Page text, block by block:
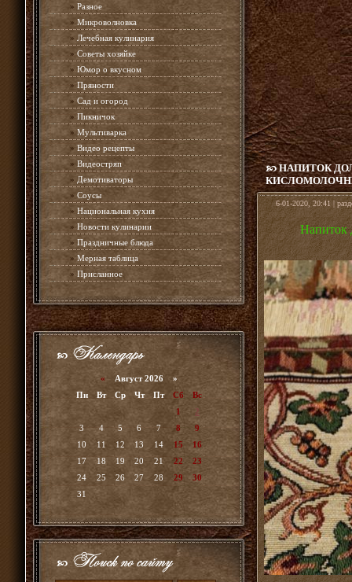
» Разное
» Микроволновка
» Лечебная кулинария
» Советы хозяйке
» Юмор о вкусном
» Пряности
» Сад и огород
» Пикничок
» Мультиварка
» Видео рецепты
» Видеостряп
» Демотиваторы
» Соусы
» Национальная кухня
» Новости кулинарии
» Праздничные блюда
» Мерная таблица
» Присланное
« Август 2026 »
Пн
Вт Ср Чт Пт Сб
Вс
1
2
3
4 5 6 7 8
9
10
11 12 13 14 15
16
17
18 19 20 21 22
23
24
25 26 27 28 29
30
31
НАПИТОК
6-01-2020, 20:41 |
Напиток